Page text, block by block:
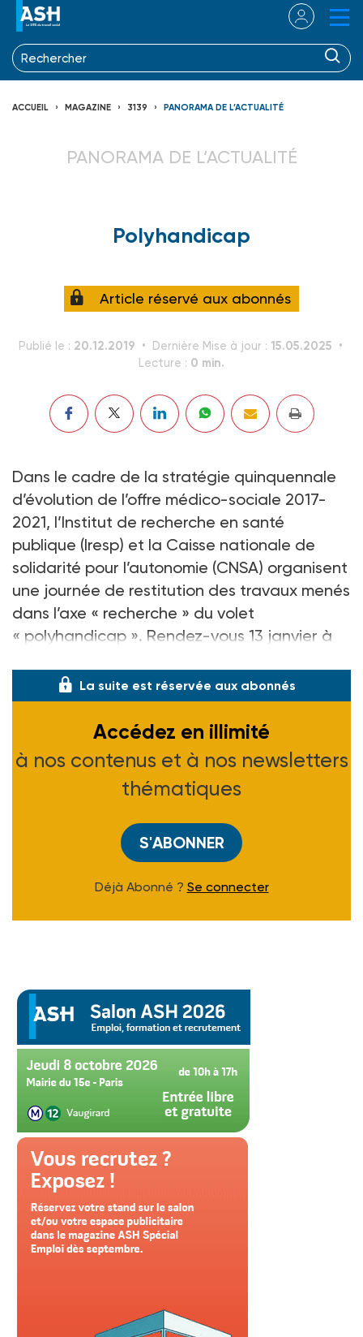
ACCUEIL MAGAZINE 3139 PANORAMA DE L’ACTUALITÉ
PANORAMA DE L’ACTUALITÉ
Polyhandicap
Article réservé aux abonnés
Publié le : 20.12.2019 Dernière Mise à jour : 15.05.2025
Lecture : 0 min.
Dans le cadre de la stratégie quinquennale
d’évolution de l’offre médico-sociale 2017-
2021, l’Institut de recherche en santé
publique (Iresp) et la Caisse nationale de
solidarité pour l’autonomie (CNSA) organisent
une journée de restitution des travaux menés
dans l’axe « recherche » du volet
« polyhandicap ». Rendez-vous 13 janvier à
La suite est réservée aux abonnés
Accédez en illimité
à nos contenus et à nos newsletters
thématiques
S'ABONNER
Déjà Abonné ? Se connecter